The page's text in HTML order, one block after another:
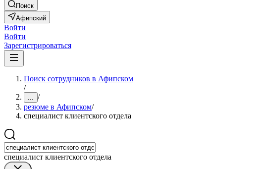
Поиск
Афипский
Войти
Войти
Зарегистрироваться
Поиск сотрудников в Афипском
/
... /
резюме в Афипском/
специалист клиентского отдела
специалист клиентского отдела